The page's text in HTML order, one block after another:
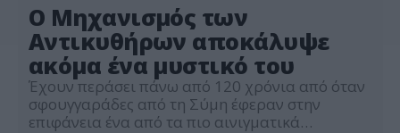
Ο Μηχανισμός των
Αντικυθήρων αποκάλυψε
ακόμα ένα μυστικό του
Έχουν περάσει πάνω από 120 χρόνια από όταν
σφουγγαράδες από τη Σύμη έφεραν στην
επιφάνεια ένα από τα πιο αινιγματικά